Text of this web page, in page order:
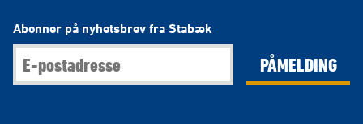
Abonner på nyhetsbrev fra Stabæk
PÅMELDING